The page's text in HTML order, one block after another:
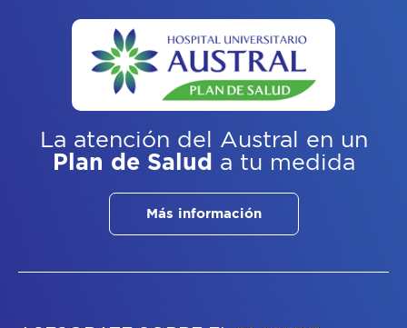
La atención del Austral
en un
Plan de Salud a tu medida
Más información